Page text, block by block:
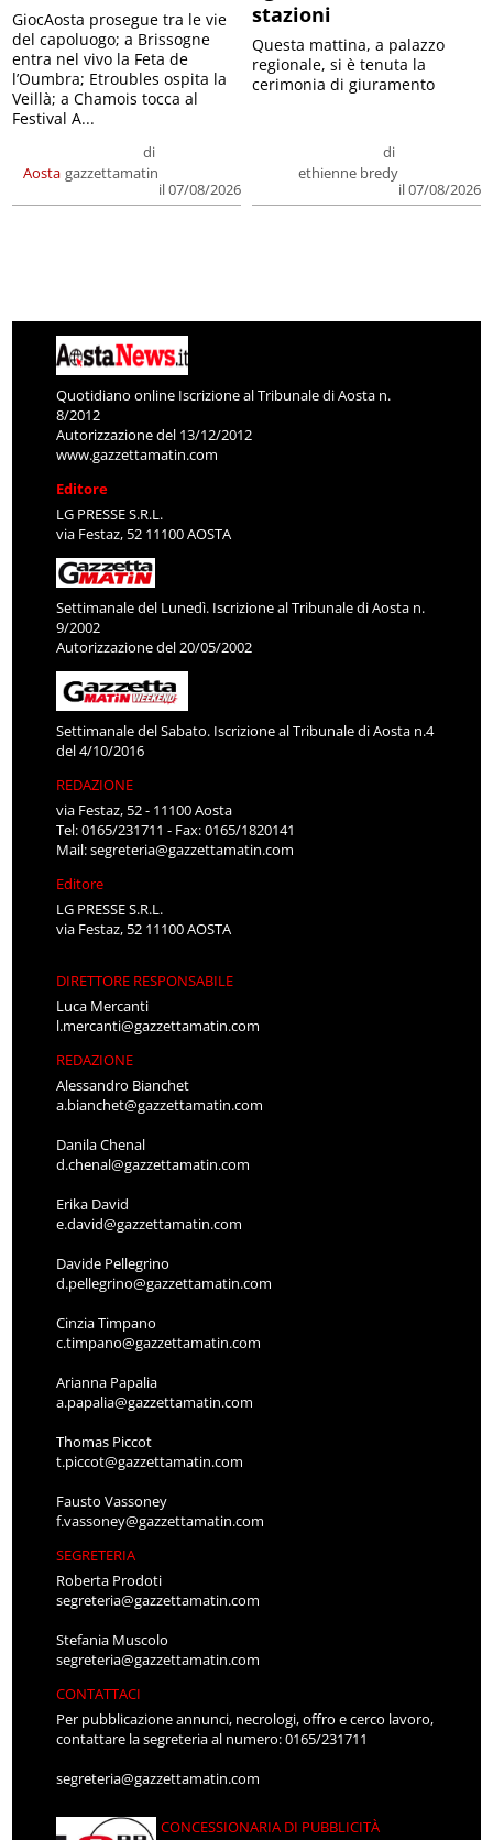
Aosta
di
gazzettamatin
il 07/08/2026
GiocAosta prosegue tra le vie
del capoluogo; a Brissogne
entra nel vivo la Feta de
l’Oumbra; Etroubles ospita la
Veillà; a Chamois tocca al
Festival A...
stazioni
di
ethienne bredy
il 07/08/2026
Questa mattina, a palazzo
regionale, si è tenuta la
cerimonia di giuramento
Quotidiano online Iscrizione al Tribunale di Aosta n.
8/2012
Autorizzazione del 13/12/2012
www.gazzettamatin.com
Editore
LG PRESSE S.R.L.
via Festaz, 52 11100 AOSTA
Settimanale del Lunedì. Iscrizione al Tribunale di Aosta n.
9/2002
Autorizzazione del 20/05/2002
Settimanale del Sabato. Iscrizione al Tribunale di Aosta n.4
del 4/10/2016
REDAZIONE
via Festaz, 52 - 11100 Aosta
Tel: 0165/231711 - Fax: 0165/1820141
Mail:segreteria@gazzettamatin.com
Editore
LG PRESSE S.R.L.
via Festaz, 52 11100 AOSTA
DIRETTORE RESPONSABILE
Luca Mercanti
l.mercanti@gazzettamatin.com
REDAZIONE
Alessandro Bianchet
a.bianchet@gazzettamatin.com
Danila Chenal
d.chenal@gazzettamatin.com
Erika David
e.david@gazzettamatin.com
Davide Pellegrino
d.pellegrino@gazzettamatin.com
Cinzia Timpano
c.timpano@gazzettamatin.com
Arianna Papalia
a.papalia@gazzettamatin.com
Thomas Piccot
t.piccot@gazzettamatin.com
Fausto Vassoney
f.vassoney@gazzettamatin.com
SEGRETERIA
Roberta Prodoti
segreteria@gazzettamatin.com
Stefania Muscolo
segreteria@gazzettamatin.com
CONTATTACI
Per pubblicazione annunci, necrologi, offro e cerco lavoro,
contattare la segreteria al numero: 0165/231711
segreteria@gazzettamatin.com
CONCESSIONARIA DI PUBBLICITÀ